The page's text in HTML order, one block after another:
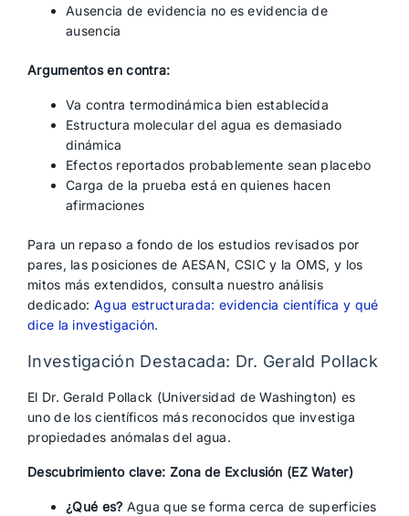
Ausencia de evidencia no es evidencia de
ausencia
Argumentos en contra:
Va contra termodinámica bien establecida
Estructura molecular del agua es demasiado
dinámica
Efectos reportados probablemente sean placebo
Carga de la prueba está en quienes hacen
afirmaciones
Para un repaso a fondo de los estudios revisados por
pares, las posiciones de AESAN, CSIC y la OMS, y los
mitos más extendidos, consulta nuestro análisis
dedicado:Agua estructurada: evidencia científica y qué
dice la investigación.
Investigación Destacada: Dr. Gerald Pollack
El Dr. Gerald Pollack (Universidad de Washington) es
uno de los científicos más reconocidos que investiga
propiedades anómalas del agua.
Descubrimiento clave: Zona de Exclusión (EZ Water)
¿Qué es? Agua que se forma cerca de superficies